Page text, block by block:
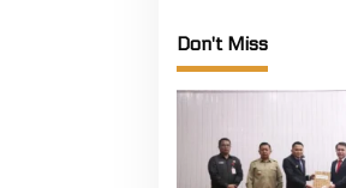
a
t
o
Don't Miss